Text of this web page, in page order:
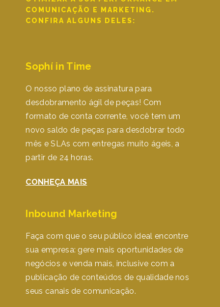
COMUNICAÇÃO E MARKETING.
CONFIRA ALGUNS DELES:
Sophí in Time
O nosso plano de assinatura para
desdobramento ágil de peças! Com
formato de conta corrente, você tem um
novo saldo de peças para desdobrar todo
mês e SLAs com entregas muito ágeis, a
partir de 24 horas.
CONHEÇA MAIS
Inbound Marketing
Faça com que o seu público ideal encontre
sua empresa: gere mais oportunidades de
negócios e venda mais, inclusive com a
publicação de conteúdos de qualidade nos
seus canais de comunicação.